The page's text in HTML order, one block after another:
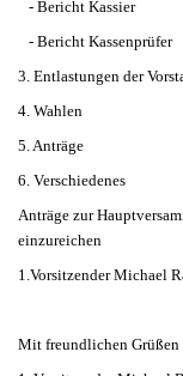
- Bericht Kassier
- Bericht Kassenprüfer
3. Entlastungen der
4. Wahlen
5. Anträge
6. Verschiedenes
Anträge zur
einzureichen
1.Vorsitzender Michael
Mit freundlichen Grüßen